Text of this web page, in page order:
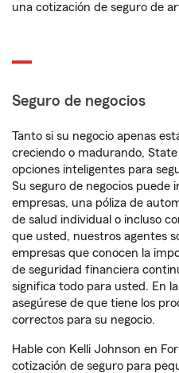
una cotización de seguro de
Seguro de negocios
Tanto si su negocio apenas
creciendo o madurando,
opciones inteligentes para
Su seguro de negocios puede
empresas, una póliza de
de salud individual o incluso
que usted, nuestros agentes
empresas que conocen la
de seguridad financiera
significa todo para usted. En
asegúrese de que tiene los
correctos para su negocio.
Hable con Kelli Johnson en
cotización de seguro para